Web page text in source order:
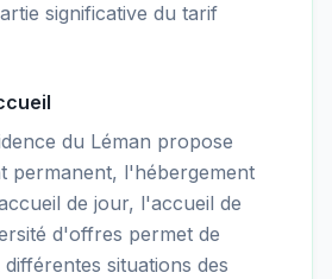
significative du tarif
du Léman propose
permanent, l'hébergement
de jour, l'accueil de
d'offres permet de
situations des